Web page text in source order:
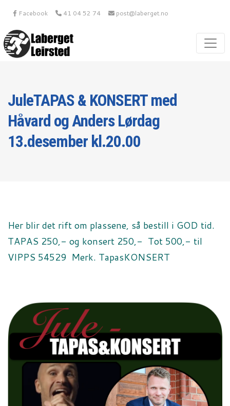
Facebook 41 04 52 74 post@laberget.no
JuleTAPAS & KONSERT med
Håvard og Anders Lørdag
13.desember kl.20.00
Her blir det rift om plassene, så bestill i GOD tid.
TAPAS 250,- og konsert 250,- Tot 500,- til
VIPPS 54529 Merk. TapasKONSERT